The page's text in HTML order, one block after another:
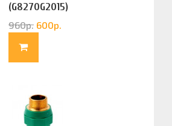
(G8270G2015)
960р. 600р.